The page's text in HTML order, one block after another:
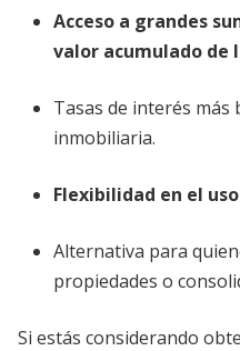
Acceso a grandes
valor acumulado de
Tasas de interés más
inmobiliaria.
Flexibilidad en el
Alternativa para
propiedades o
Si estás considerando